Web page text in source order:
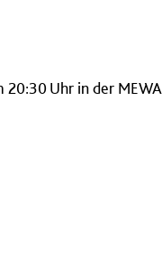
20:30 Uhr in der MEWA